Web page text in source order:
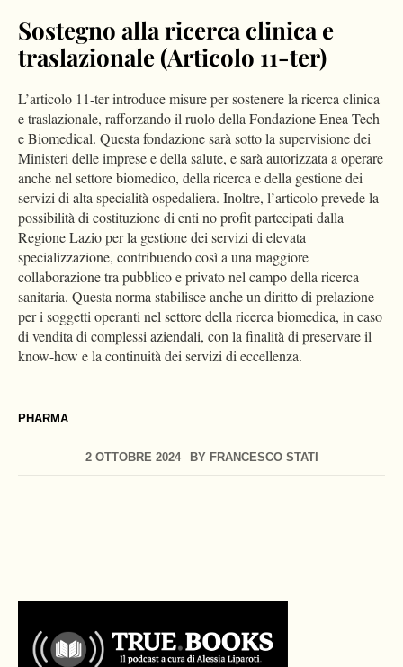
PHARMA
2 OTTOBRE 2024 BY FRANCESCO STATI
Sostegno alla ricerca clinica e
traslazionale (Articolo 11-ter)
L’articolo 11-ter introduce misure per sostenere la ricerca clinica
e traslazionale, rafforzando il ruolo della Fondazione Enea Tech
e Biomedical. Questa fondazione sarà sotto la supervisione dei
Ministeri delle imprese e della salute, e sarà autorizzata a operare
anche nel settore biomedico, della ricerca e della gestione dei
servizi di alta specialità ospedaliera. Inoltre, l’articolo prevede la
possibilità di costituzione di enti no profit partecipati dalla
Regione Lazio per la gestione dei servizi di elevata
specializzazione, contribuendo così a una maggiore
collaborazione tra pubblico e privato nel campo della ricerca
sanitaria. Questa norma stabilisce anche un diritto di prelazione
per i soggetti operanti nel settore della ricerca biomedica, in caso
di vendita di complessi aziendali, con la finalità di preservare il
know-how e la continuità dei servizi di eccellenza.